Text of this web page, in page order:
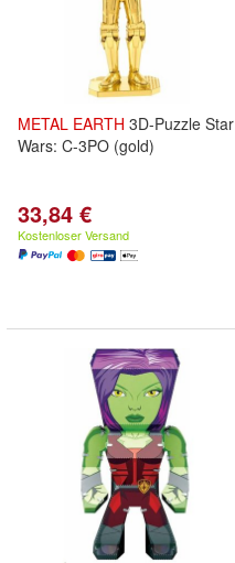
METAL EARTH 3D-Puzzle Star
Wars: C-3PO (gold)
33,84 €
Kostenloser Versand